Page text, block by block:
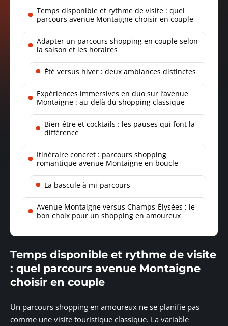
Temps disponible et rythme de visite : quel
parcours avenue Montaigne choisir en couple
Adapter un parcours shopping en couple selon
la saison et les horaires
Été versus hiver : deux ambiances distinctes
Expériences immersives en duo sur l’avenue
Montaigne : au-delà du shopping classique
Bien-être et cocktails : les pauses qui font la
différence
Itinéraire concret : parcours shopping
romantique avenue Montaigne en boucle
La bascule à mi-parcours
Avenue Montaigne versus Champs-Élysées : le
bon choix pour un shopping en amoureux
Temps disponible et rythme de visite
: quel parcours avenue Montaigne
choisir en couple
Un parcours shopping en amoureux ne se planifie pas
comme une visite touristique classique. La variable